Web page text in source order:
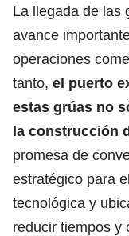
La llegada de las
avance
operaciones
tanto, el puerto
estas grúas no
la construcción
promesa de
estratégico para
tecnológica y
reducir tiempos y